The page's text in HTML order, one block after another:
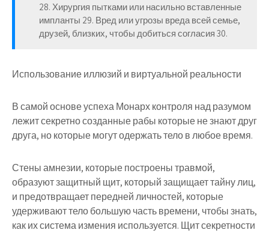
28. Хирургия пытками или насильно вставленные
импланты 29. Вред или угрозы вреда всей семье,
друзей, близких, чтобы добиться согласия 30.
Использование иллюзий и виртуальной реальности
В самой основе успеха Монарх контроля над разумом
лежит секретно созданные рабы которые не знают друг
друга, но которые могут одержать тело в любое время.
Стены амнезии, которые построены травмой,
образуют защитный щит, который защищает тайну лиц,
и предотвращает передней личностей, которые
удерживают тело большую часть времени, чтобы знать,
как их система измения используется. Щит секретности